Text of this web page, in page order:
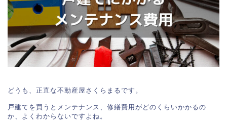
どうも、正直な不動産屋さくらまるです。
戸建てを買うとメンテナンス、修繕費用がどのくらいかかるの
か、よくわからないですよね。